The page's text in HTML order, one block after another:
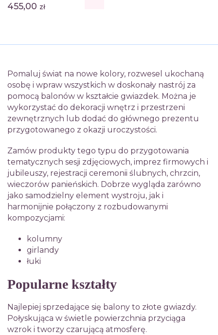
455,00 zł
Pomaluj świat na nowe kolory, rozwesel ukochaną
osobę i wpraw wszystkich w doskonały nastrój za
pomocą balonów w kształcie gwiazdek. Można je
wykorzystać do dekoracji wnętrz i przestrzeni
zewnętrznych lub dodać do głównego prezentu
przygotowanego z okazji uroczystości.
Zamów produkty tego typu do przygotowania
tematycznych sesji zdjęciowych, imprez firmowych i
jubileuszy, rejestracji ceremonii ślubnych, chrzcin,
wieczorów panieńskich. Dobrze wygląda zarówno
jako samodzielny element wystroju, jak i
harmonijnie połączony z rozbudowanymi
kompozycjami:
kolumny
girlandy
łuki
Popularne kształty
Najlepiej sprzedające się balony to złote gwiazdy.
Połyskująca w świetle powierzchnia przyciąga
wzrok i tworzy czarującą atmosferę.